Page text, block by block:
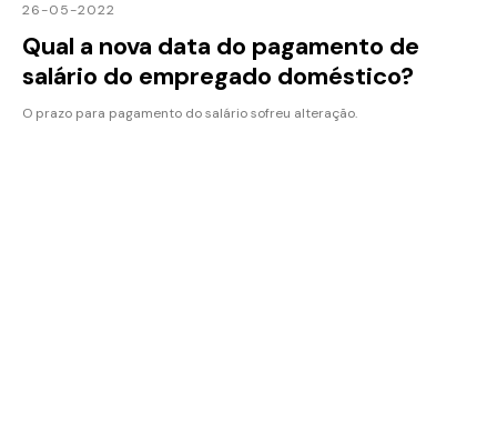
26-05-2022
Qual a nova data do pagamento de
salário do empregado doméstico?
O prazo para pagamento do salário sofreu alteração.